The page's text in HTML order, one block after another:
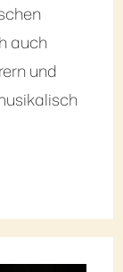
auch
und